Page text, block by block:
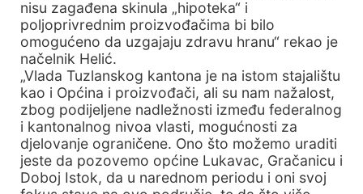
nisu zagađena skinula „hipoteka“ i
poljoprivrednim proizvođačima bi bilo
omogućeno da uzgajaju zdravu hranu“ rekao je
načelnik Helić.
„Vlada Tuzlanskog kantona je na istom stajalištu
kao i Općina i proizvođači, ali su nam nažalost,
zbog podijeljene nadležnosti između federalnog
i kantonalnog nivoa vlasti, mogućnosti za
djelovanje ograničene. Ono što možemo uraditi
jeste da pozovemo općine Lukavac, Gračanicu i
Doboj Istok, da u narednom periodu i oni svoj